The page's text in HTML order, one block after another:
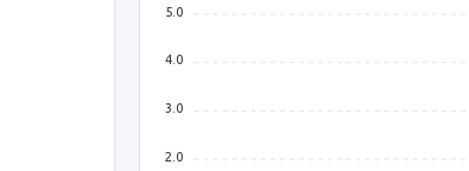
5.0
4.0
3.0
2.0